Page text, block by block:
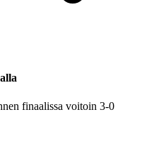
finaalissa voitoin 3-0